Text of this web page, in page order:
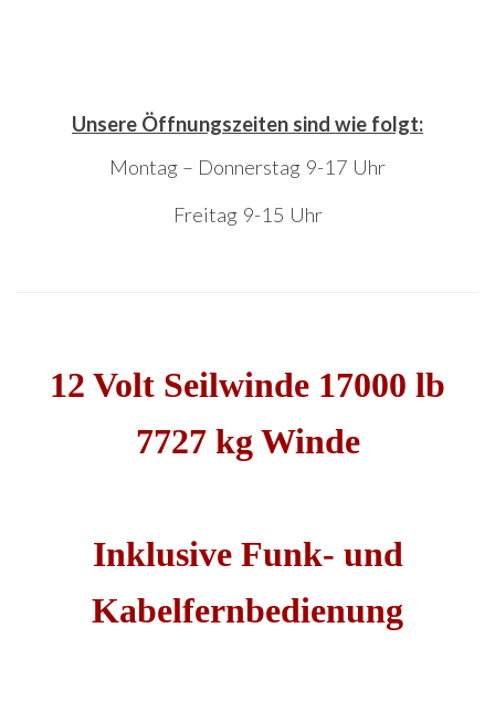
Unsere Öffnungszeiten sind wie folgt:
Montag – Donnerstag 9-17 Uhr
Freitag 9-15 Uhr
12 Volt Seilwinde 17000 lb
7727 kg Winde
Inklusive Funk- und
Kabelfernbedienung